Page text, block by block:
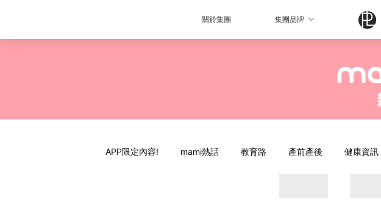
關於集團 集團品牌
APP限定內容! mami熱話 教育路 產前產後 健康資訊